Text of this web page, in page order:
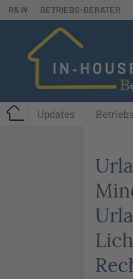
Zum
Inhalt
R&W BETRIEBS-BERATER
Updates